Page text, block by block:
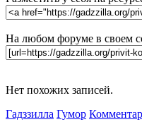
На любом форуме в своем
Нет похожих записей.
Гадззилла Гумор